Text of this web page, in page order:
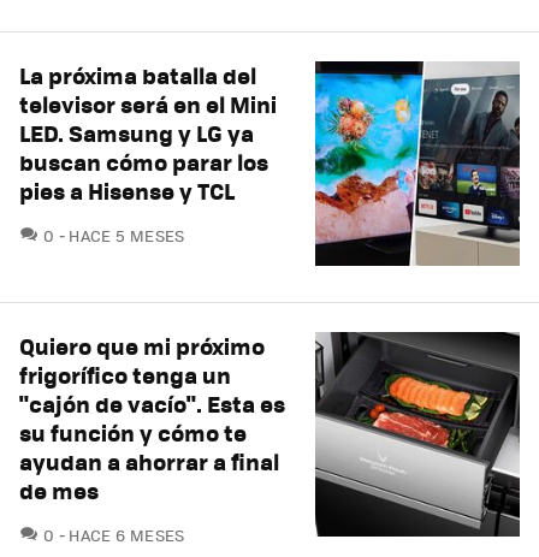
La próxima batalla del
televisor será en el Mini
LED. Samsung y LG ya
buscan cómo parar los
pies a Hisense y TCL
0 COMENTARIOS
HACE 5 MESES
Quiero que mi próximo
frigorífico tenga un
"cajón de vacío". Esta es
su función y cómo te
ayudan a ahorrar a final
de mes
0 COMENTARIOS
HACE 6 MESES